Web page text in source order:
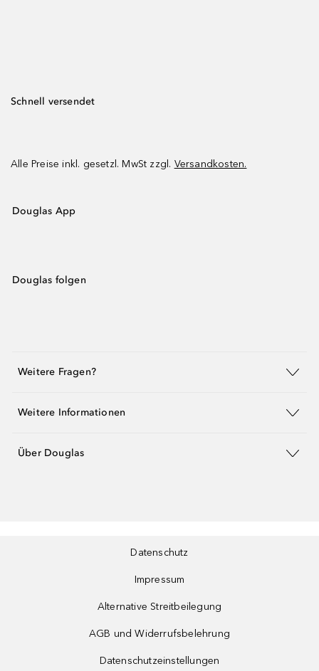
Schnell versendet
Alle Preise inkl. gesetzl. MwSt zzgl. Versandkosten.
Douglas App
Douglas folgen
Weitere Fragen?
Weitere Informationen
Über Douglas
Datenschutz
Impressum
Alternative Streitbeilegung
AGB und Widerrufsbelehrung
Datenschutzeinstellungen